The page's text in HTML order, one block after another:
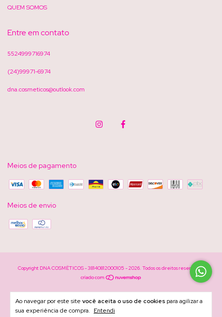
Ao navegar por este site você aceita o uso de cookies para agilizar a
sua experiência de compra. Entendi
QUEM SOMOS
Entre em contato
5524999716974
(24)99971-6974
dna.cosmeticos@outlook.com
Meios de pagamento
Meios de envio
Copyright DNA COSMËTICOS - 38140812000105 - 2026. Todos os direitos reservados.